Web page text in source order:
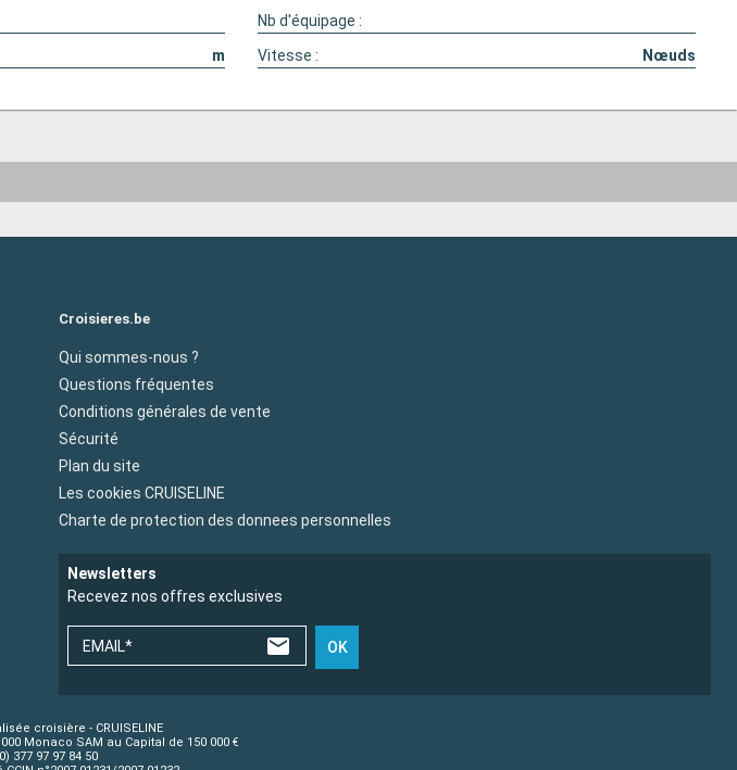
Nb d'équipage :
m Vitesse : Nœuds
Croisieres.be
Qui sommes-nous ?
Questions fréquentes
Conditions générales de vente
Sécurité
Plan du site
Les cookies CRUISELINE
Charte de protection des donnees personnelles
Newsletters
Recevez nos offres exclusives
EMAIL* OK
croisière - CRUISELINE
Monaco SAM au Capital de 150 000 €
377 97 97 84 50